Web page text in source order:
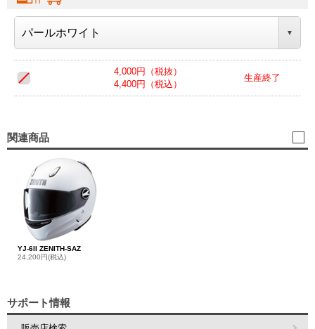
4,000円（税抜）
4,400円（税込）
生産終了
関連商品
YJ-6II ZENITH-SAZ
24,200円(税込)
サポート情報